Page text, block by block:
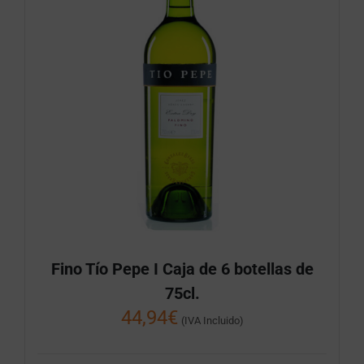
Fino Tío Pepe I Caja de 6 botellas de
75cl.
44,94€ (IVA Incluido)